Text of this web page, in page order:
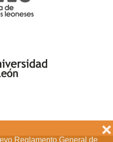
Reglamento General de
❌